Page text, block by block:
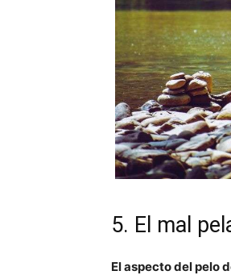
5. El mal
El aspecto del pelo